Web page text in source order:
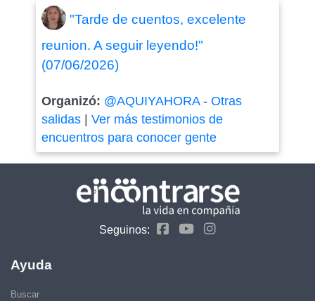
"Tarde de cuentos, excelente
reunion. A seguir leyendo!"
(07/06/2026)
Organizó: @AQUIYAHORA- Otras
salidas| Ver más testimonios de
encuentros para conocer gente
Seguinos:
Ayuda
Buscar